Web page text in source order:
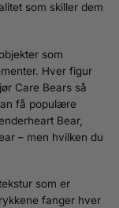
som skiller dem
som
Hver figur
Care Bears så
få populære
Bear,
– men hvilken du
som er
fanger hver